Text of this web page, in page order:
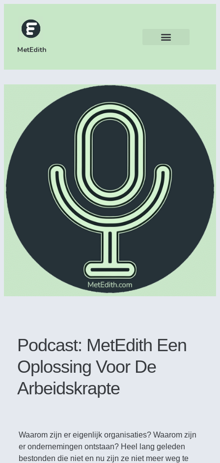
MetEdith
Podcast: MetEdith Een
Oplossing Voor De
Arbeidskrapte
Waarom zijn er eigenlijk organisaties? Waarom zijn
er ondernemingen ontstaan? Heel lang geleden
bestonden die niet en nu zijn ze niet meer weg te